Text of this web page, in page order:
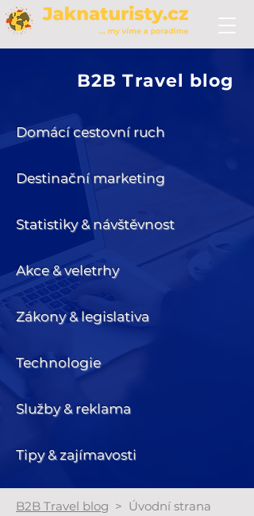
B2B Travel blog
Domácí cestovní ruch
Destinační marketing
Statistiky & návštěvnost
Akce & veletrhy
Zákony & legislativa
Technologie
Služby & reklama
Tipy & zajímavosti
B2B Travel blog > Úvodní strana